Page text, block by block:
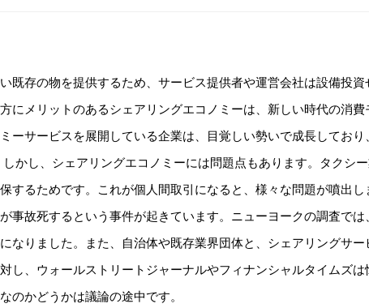
既存の物を提供するため、サービス提供者や運営会社は設備投
にメリットのあるシェアリングエコノミーは、新しい時代の消
ーサービスを展開している企業は、目覚しい勢いで成長してお
かし、シェアリングエコノミーには問題点もあります。タクシ
するためです。これが個人間取引になると、様々な問題が噴出
事故死するという事件が起きています。ニューヨークの調査で
なりました。また、自治体や既存業界団体と、シェアリングサ
し、ウォールストリートジャーナルやフィナンシャルタイムズ
のかどうかは議論の途中です。